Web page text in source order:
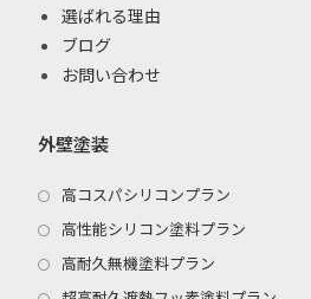
選ばれる理由
ブログ
お問い合わせ
外壁塗装
高コスパシリコンプラン
高性能シリコン塗料プラン
高耐久無機塗料プラン